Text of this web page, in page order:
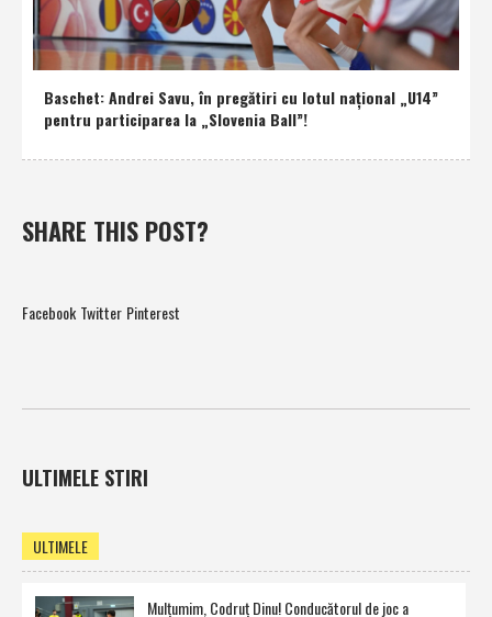
Baschet: Andrei Savu, în pregătiri cu lotul naţional „U14”
pentru participarea la „Slovenia Ball”!
SHARE THIS POST?
Facebook Twitter Pinterest
ULTIMELE STIRI
ULTIMELE
Mulţumim, Codruţ Dinu! Conducătorul de joc a